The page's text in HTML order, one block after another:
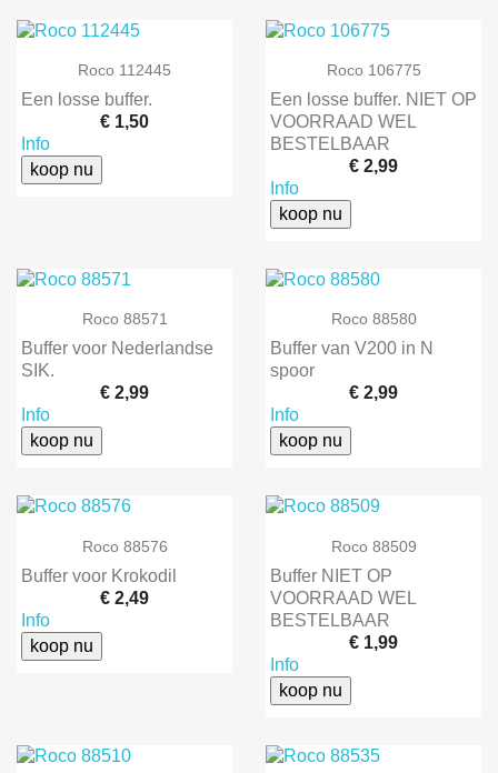
Roco 112445
Een losse buffer.
€ 1,50
Info
koop nu
Roco 106775
Een losse buffer. NIET OP
VOORRAAD WEL
BESTELBAAR
€ 2,99
Info
koop nu
Roco 88571
Buffer voor Nederlandse
SIK.
€ 2,99
Info
koop nu
Roco 88580
Buffer van V200 in N
spoor
€ 2,99
Info
koop nu
Roco 88576
Buffer voor Krokodil
€ 2,49
Info
koop nu
Roco 88509
Buffer NIET OP
VOORRAAD WEL
BESTELBAAR
€ 1,99
Info
koop nu